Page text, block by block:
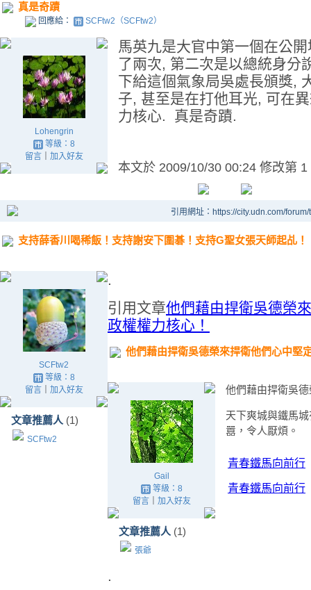
真是奇蹟
回應給： SCFtw2（SCFtw2）
Lohengrin
等級：8
留言｜ 加入好友
馬英九是大官中第一個在公
了兩次, 第二次是以總統身
下給這個氣象局吳處長頒獎,
子, 甚至是在打他耳光, 可在
力核心. 真是奇蹟.
本文於 2009/10/30 00:24 修改第 1
引用網址：https://city.udn.com/
支持薛香川喝稀飯！支持謝安下圍碁！支持G聖女張天師起乩！
SCFtw2
等級：8
留言｜ 加入好友
文章推薦人 (1)
SCFtw2
.
引用文章他們藉由捍衛吳德榮
政權權力核心！
他們藉由捍衛吳德榮來捍衛他們心中堅
Gail
等級：8
留言｜ 加入好友
文章推薦人 (1)
張爺
他們藉由捍衛吳
天下爽城與鐵馬
囂，令人厭煩。
青春鐵馬向前行
青春鐵馬向前行
.